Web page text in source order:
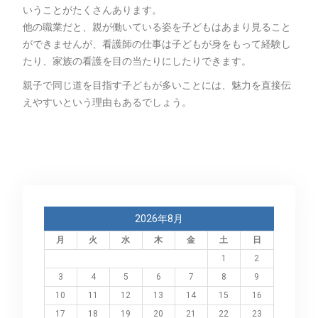
いうことがたくさんあります。
他の職業だと、親が働いている姿を子どもはあまり見ること
ができませんが、看護師の仕事は子どもが身をもって経験し
たり、家族の看護を目の当たりにしたりできます。
親子で同じ道を目指す子どもが多いことには、魅力を直接伝
えやすいという理由もあるでしょう。
2026年8月
月 火 水 木 金 土
日
1
2
3
4 5 6 7 8
9
10
11 12 13 14 15
16
17
18 19 20 21 22 23